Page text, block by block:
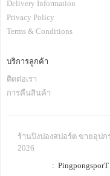
Delivery Information
Privacy Policy
Terms & Conditions
บริการลูกค้า
ติดต่อเรา
การคืนสินค้า
ร้านปิงปองสปอร์ต ขายอุปก
2026
: